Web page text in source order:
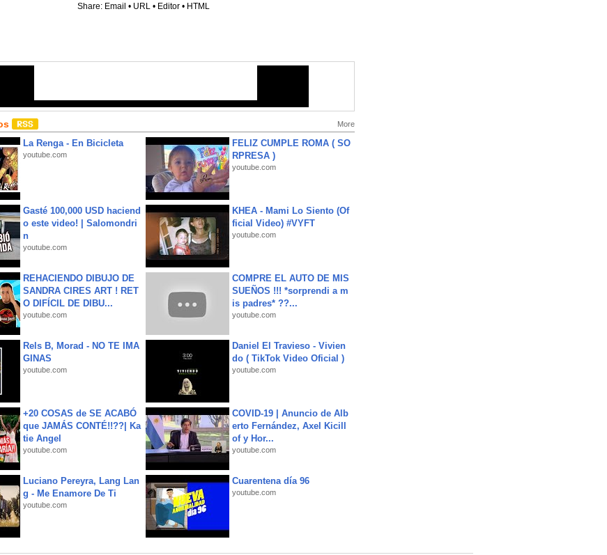
Share: Email • URL • Editor • HTML
More
La Renga - En Bicicleta
youtube.com
FELIZ CUMPLE ROMA ( SO
RPRESA )
youtube.com
Gasté 100,000 USD haciend
o este video! | Salomondri
n
youtube.com
KHEA - Mami Lo Siento (Of
ficial Video) #VYFT
youtube.com
REHACIENDO DIBUJO DE
SANDRA CIRES ART ! RET
O DIFÍCIL DE DIBU...
youtube.com
COMPRE EL AUTO DE MIS
SUEÑOS !!! *sorprendi a m
is padres* ??...
youtube.com
Rels B, Morad - NO TE IMA
GINAS
youtube.com
Daniel El Travieso - Vivien
do ( TikTok Video Oficial )
youtube.com
+20 COSAS de SE ACABÓ
que JAMÁS CONTÉ!!??| Ka
tie Angel
youtube.com
COVID-19 | Anuncio de Alb
erto Fernández, Axel Kicill
of y Hor...
youtube.com
Luciano Pereyra, Lang Lan
g - Me Enamore De Ti
youtube.com
Cuarentena día 96
youtube.com